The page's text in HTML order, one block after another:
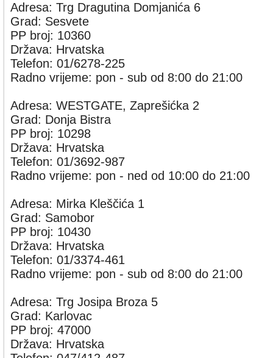
Adresa: Trg Dragutina Domjanića 6
Grad: Sesvete
PP broj: 10360
Država: Hrvatska
Telefon: 01/6278-225
Radno vrijeme: pon - sub od 8:00 do 21:00
Adresa: WESTGATE, Zaprešićka 2
Grad: Donja Bistra
PP broj: 10298
Država: Hrvatska
Telefon: 01/3692-987
Radno vrijeme: pon - ned od 10:00 do 21:00
Adresa: Mirka Kleščića 1
Grad: Samobor
PP broj: 10430
Država: Hrvatska
Telefon: 01/3374-461
Radno vrijeme: pon - sub od 8:00 do 21:00
Adresa: Trg Josipa Broza 5
Grad: Karlovac
PP broj: 47000
Država: Hrvatska